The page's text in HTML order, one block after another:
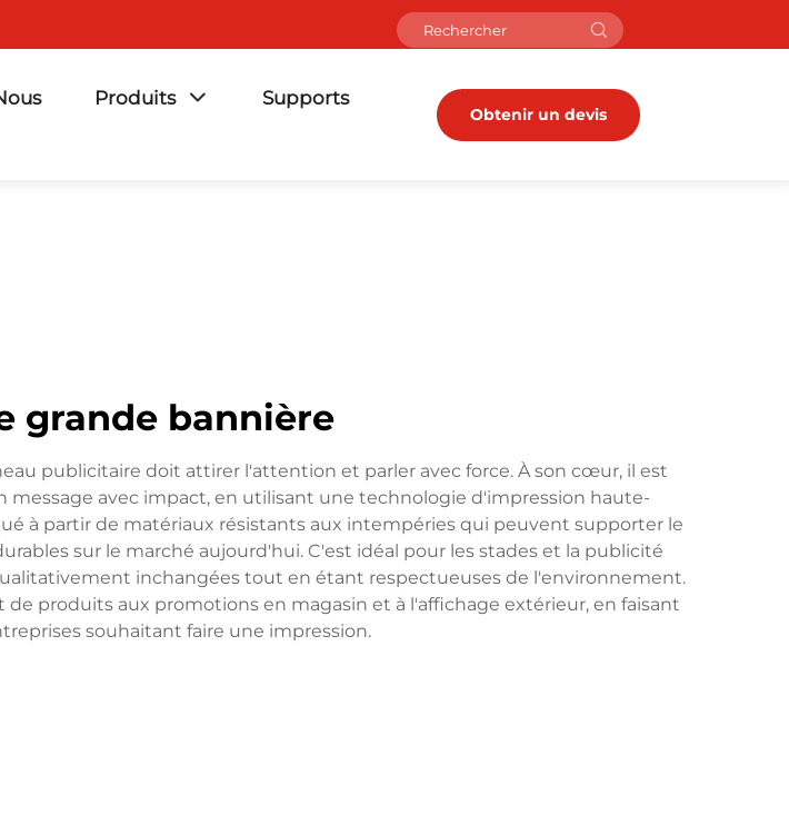
Produits
Supports
Obtenir un devis
grande bannière
publicitaire doit attirer l'attention et parler avec force. À son cœur, il est
avec impact, en utilisant une technologie d'impression haute-
à partir de matériaux résistants aux intempéries qui peuvent supporter le
sur le marché aujourd'hui. C'est idéal pour les stades et la publicité
inchangées tout en étant respectueuses de l'environnement.
produits aux promotions en magasin et à l'affichage extérieur, en faisant
souhaitant faire une impression.